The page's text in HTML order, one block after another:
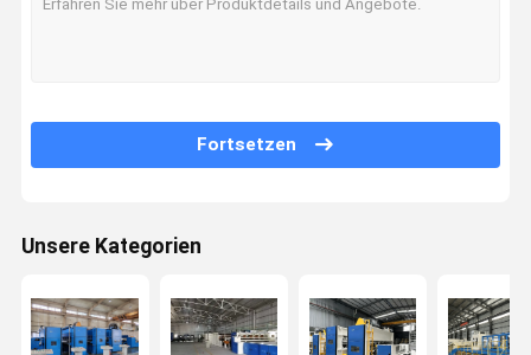
Maschine zum Formieren von Seiten
Maschine zum Bügeln mit Kalender
Wickelmaschine
Maschine zur Veredelung von Stoffen
Fortsetzen
Unsere Kategorien